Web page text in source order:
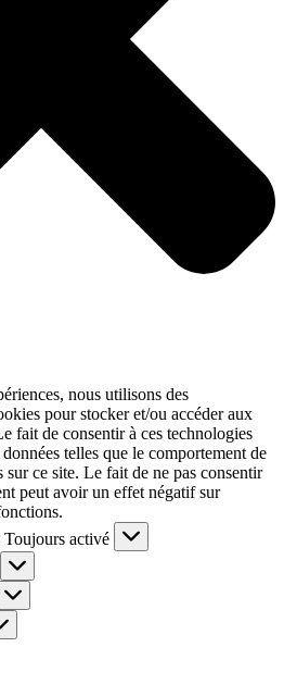
nous utilisons des
pour stocker et/ou accéder aux
fait de consentir à ces technologies
telles que le comportement de
ce site. Le fait de ne pas consentir
peut avoir un effet négatif sur
Toujours activé